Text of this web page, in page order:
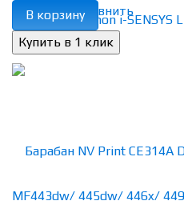
избранное сравнить
В корзину